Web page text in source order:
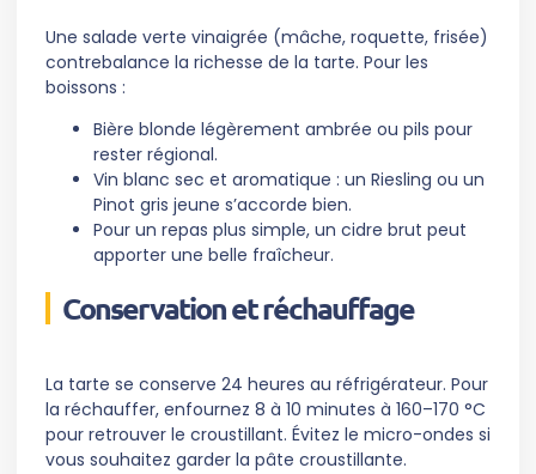
Une salade verte vinaigrée (mâche, roquette, frisée)
contrebalance la richesse de la tarte. Pour les
boissons :
Bière blonde légèrement ambrée ou pils pour
rester régional.
Vin blanc sec et aromatique : un Riesling ou un
Pinot gris jeune s’accorde bien.
Pour un repas plus simple, un cidre brut peut
apporter une belle fraîcheur.
Conservation et réchauffage
La tarte se conserve 24 heures au réfrigérateur. Pour
la réchauffer, enfournez 8 à 10 minutes à 160–170 °C
pour retrouver le croustillant. Évitez le micro-ondes si
vous souhaitez garder la pâte croustillante.